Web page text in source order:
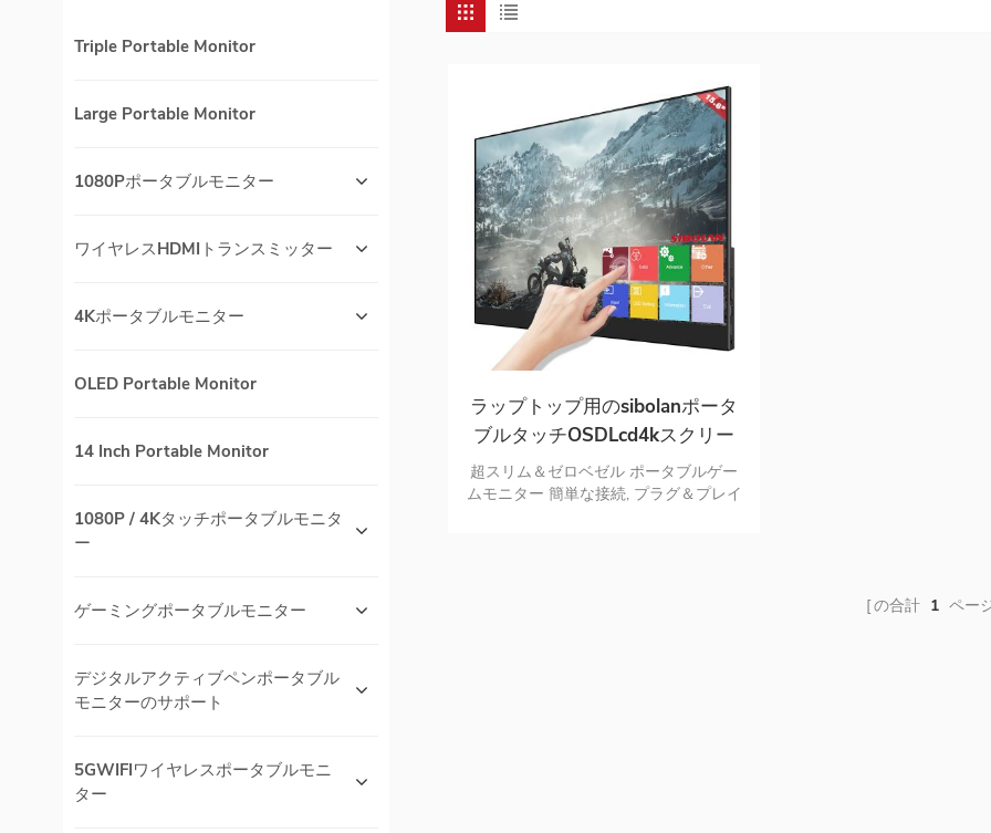
ラップトップ用のsibolanポータ
ブルタッチOSDLcd4kスクリー
ンモニター
超スリム＆ゼロベゼル ポータブルゲー
ムモニター 簡単な接続, プラグ＆プレイ
の合計 1 ペー
Triple Portable Monitor
Large Portable Monitor
1080Pポータブルモニター
ワイヤレスHDMIトランスミッター
4Kポータブルモニター
OLED Portable Monitor
14 Inch Portable Monitor
1080P / 4Kタッチポータブルモニタ
ー
ゲーミングポータブルモニター
デジタルアクティブペンポータブル
モニターのサポート
5GWIFIワイヤレスポータブルモニ
ター